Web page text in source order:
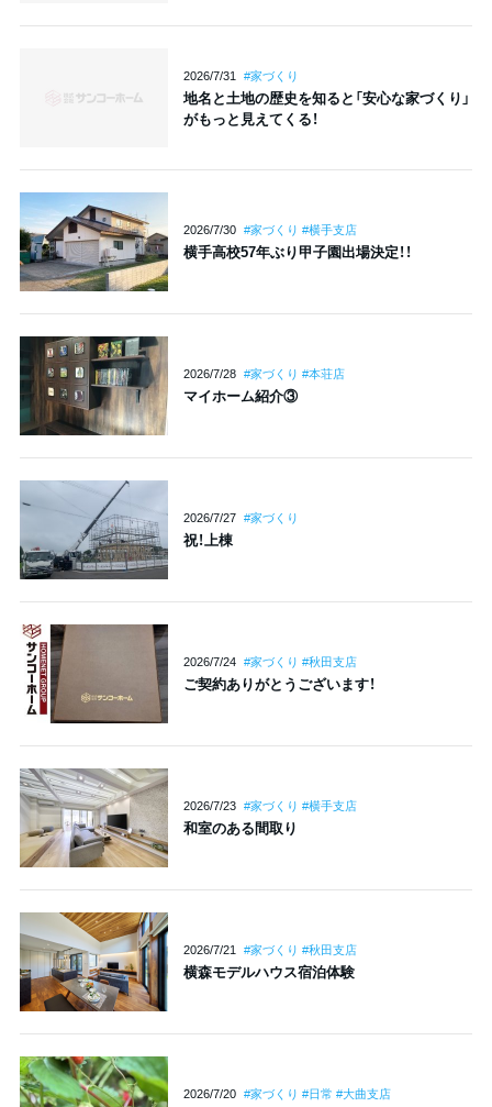
2026/7/31 #家づくり
地名と土地の歴史を知ると「安心な家づくり」
がもっと見えてくる！
2026/7/30 #家づくり #横手支店
横手高校57年ぶり甲子園出場決定！！
2026/7/28 #家づくり #本荘店
マイホーム紹介③
2026/7/27 #家づくり
祝！上棟
2026/7/24 #家づくり #秋田支店
ご契約ありがとうございます！
2026/7/23 #家づくり #横手支店
和室のある間取り
2026/7/21 #家づくり #秋田支店
横森モデルハウス宿泊体験
2026/7/20 #家づくり #日常 #大曲支店